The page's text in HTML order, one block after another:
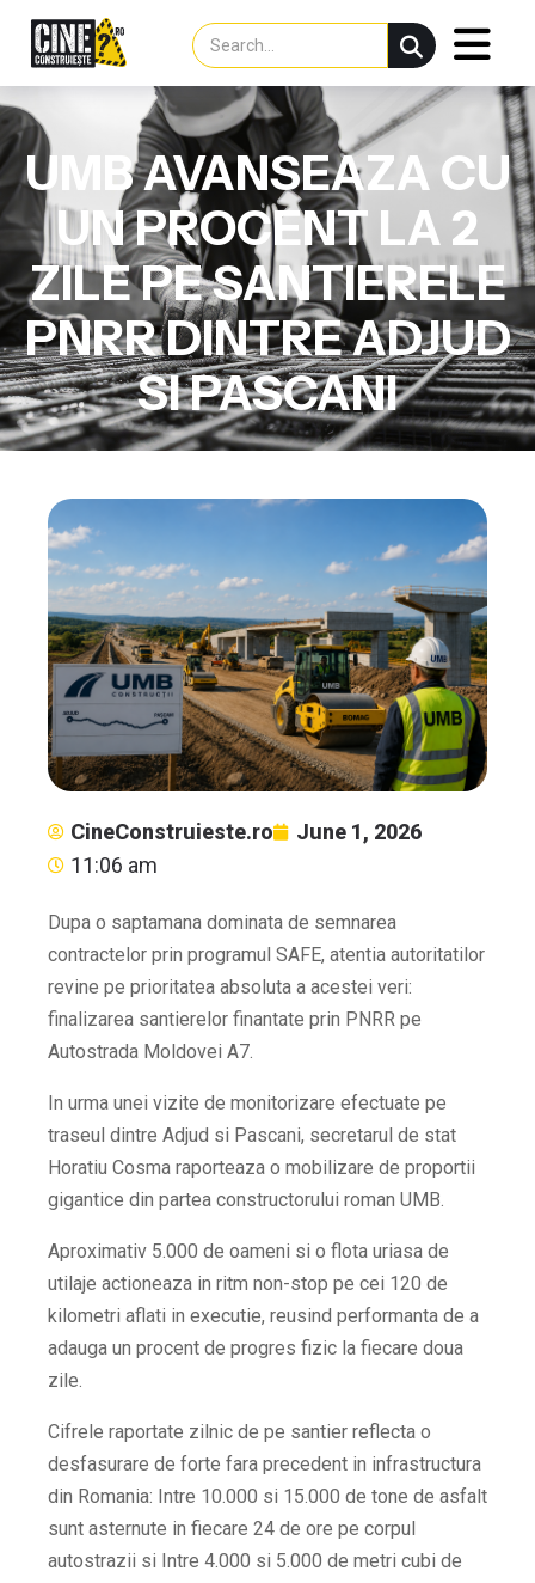
UMB AVANSEAZA CU
UN PROCENT LA 2
ZILE PE SANTIERELE
PNRR DINTRE ADJUD
SI PASCANI
CineConstruieste.ro
June 1, 2026
11:06 am
Dupa o saptamana dominata de semnarea
contractelor prin programul SAFE, atentia autoritatilor
revine pe prioritatea absoluta a acestei veri:
finalizarea santierelor finantate prin PNRR pe
Autostrada Moldovei A7.
In urma unei vizite de monitorizare efectuate pe
traseul dintre Adjud si Pascani, secretarul de stat
Horatiu Cosma raporteaza o mobilizare de proportii
gigantice din partea constructorului roman UMB.
Aproximativ 5.000 de oameni si o flota uriasa de
utilaje actioneaza in ritm non-stop pe cei 120 de
kilometri aflati in executie, reusind performanta de a
adauga un procent de progres fizic la fiecare doua
zile.
Cifrele raportate zilnic de pe santier reflecta o
desfasurare de forte fara precedent in infrastructura
din Romania: Intre 10.000 si 15.000 de tone de asfalt
sunt asternute in fiecare 24 de ore pe corpul
autostrazii si Intre 4.000 si 5.000 de metri cubi de